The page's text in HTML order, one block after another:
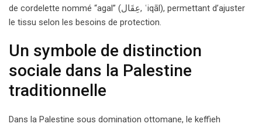
de cordelette nommé “agal” (عِقَال, ʿiqāl), permettant d’ajuster
le tissu selon les besoins de protection.
Un symbole de distinction
sociale dans la Palestine
traditionnelle
Dans la Palestine sous domination ottomane, le keffieh